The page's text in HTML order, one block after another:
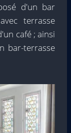
d'un bar
terrasse
café ; ainsi
bar-terrasse